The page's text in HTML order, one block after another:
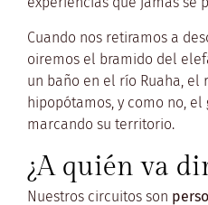
Cuando nos retiramos a
oiremos el bramido del
un baño en el río Ruaha, el
hipopótamos, y como no,
marcando su territorio.
¿A quién va
Nuestros circuitos son